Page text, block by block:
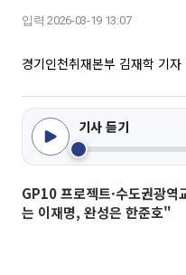
입력 2026-03-19 13:07
경기인천취재본부 김재학 기자
기사 듣기
GP10 프로젝트·수도권광
는 이재명, 완성은 한준호"